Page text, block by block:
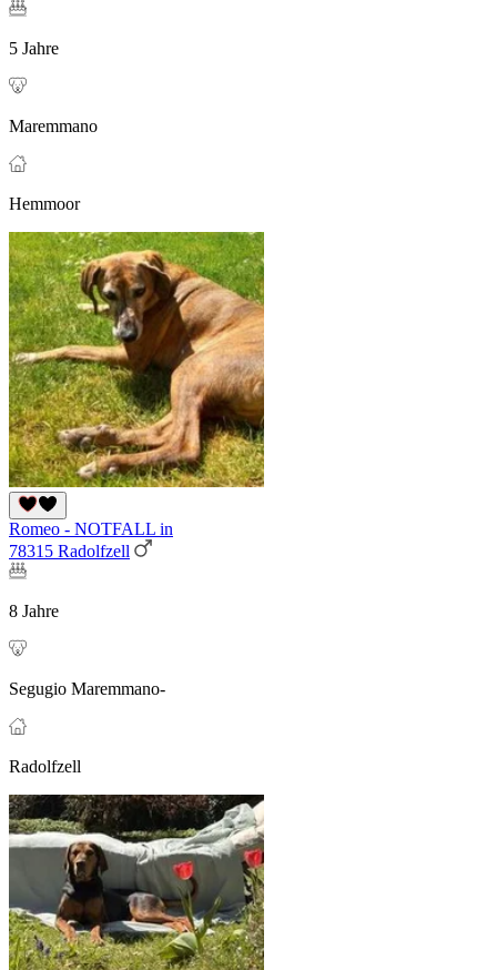
5 Jahre
Maremmano
Hemmoor
Romeo - NOTFALL in
78315 Radolfzell
8 Jahre
Segugio Maremmano-
Radolfzell